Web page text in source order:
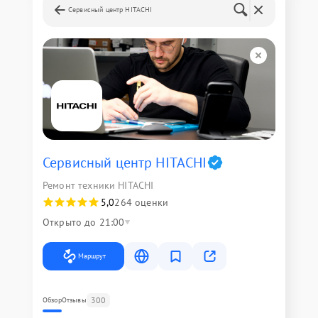
Сервисный центр HITACHI
Сервисный центр HITACHI
Ремонт техники HITACHI
5,0264 оценки
Открыто до 21:00
Маршрут
ОбзорОтзывы 300